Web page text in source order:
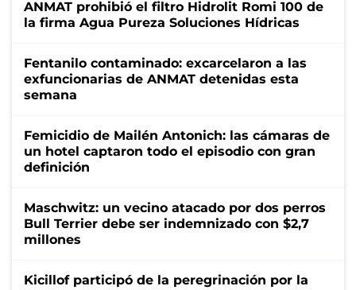
ANMAT prohibió el filtro Hidrolit Romi 100 de
la firma Agua Pureza Soluciones Hídricas
Fentanilo contaminado: excarcelaron a las
exfuncionarias de ANMAT detenidas esta
semana
Femicidio de Mailén Antonich: las cámaras de
un hotel captaron todo el episodio con gran
definición
Maschwitz: un vecino atacado por dos perros
Bull Terrier debe ser indemnizado con $2,7
millones
Kicillof participó de la peregrinación por la